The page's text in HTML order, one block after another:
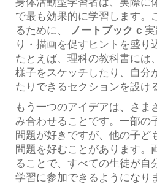
で最も効果的に学習します。
るために、
ノートブック c
り・描画を促すヒントを盛り
たとえば、理科の教科書には
様子をスケッチしたり、自分
たりできるセクションを設け
もう一つのアイデアは、さま
み合わせることです。一部の
問題が好きですが、他の子ど
問題を好むことがあります。
ることで、すべての生徒が自
学習に参加できるようになり